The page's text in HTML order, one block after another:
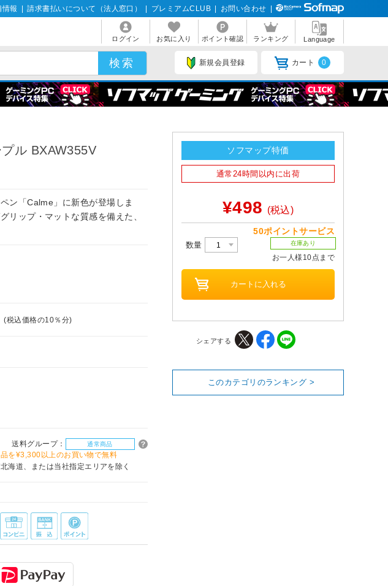
情報 請求書払いについて（法人窓口） プレミアムCLUB お問い合わせ
ログイン お気に入り ポイント確認 ランキング Language
新規会員登録 カート 0
ル BXAW355V
ン「Calme」に新色が登場しま
リップ・マットな質感を備えた、
(税込価格の10％分)
送料グループ： 通常商品
品を¥3,300以上のお買い物で無料
海道、または当社指定エリアを除く
ソフマップ特価
通常24時間以内に出荷
¥498 (税込)
50ポイントサービス
数量 在庫あり
お一人様10点まで
シェアする
このカテゴリのランキング >